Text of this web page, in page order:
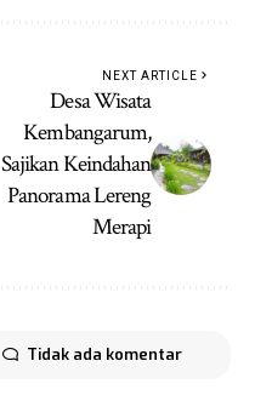
NEXT ARTICLE
Desa Wisata
Kembangarum,
Sajikan Keindahan
Panorama Lereng
Merapi
Tidak ada komentar